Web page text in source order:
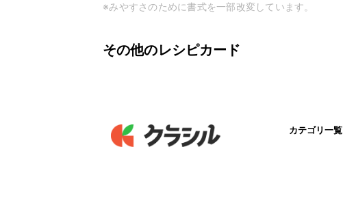
※みやすさのために書式を一部改変しています。
その他のレシピカード
カテゴリ一覧